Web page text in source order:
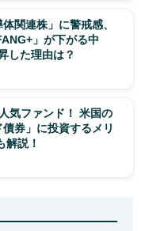
関連株」に警戒感、
」が下がる中
した理由は？
気ファンド！ 米国の
債券」に投資するメリ
解説！